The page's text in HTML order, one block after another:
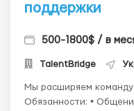
поддержки
500-1800$ / в
TalentBridge
Мы расширяем
Обязанности: •